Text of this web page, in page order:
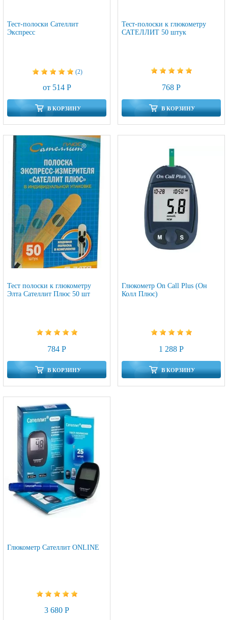
Тест-полоски Сателлит
Экспресс
(2)
от 514 Р
В КОРЗИНУ
Тест-полоски к глюкометру
САТЕЛЛИТ 50 штук
768 Р
В КОРЗИНУ
Тест полоски к глюкометру
Элта Сателлит Плюс 50 шт
784 Р
В КОРЗИНУ
Глюкометр On Call Plus (Он
Колл Плюс)
1 288 Р
В КОРЗИНУ
Глюкометр Сателлит ONLINE
3 680 Р